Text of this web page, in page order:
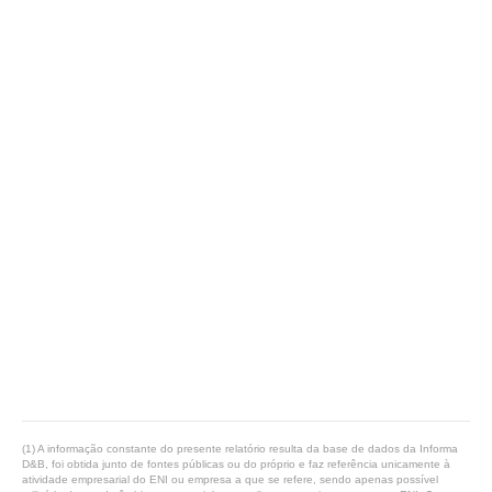
(1) A informação constante do presente relatório resulta da base de dados da Informa
D&B, foi obtida junto de fontes públicas ou do próprio e faz referência unicamente à
atividade empresarial do ENI ou empresa a que se refere, sendo apenas possível